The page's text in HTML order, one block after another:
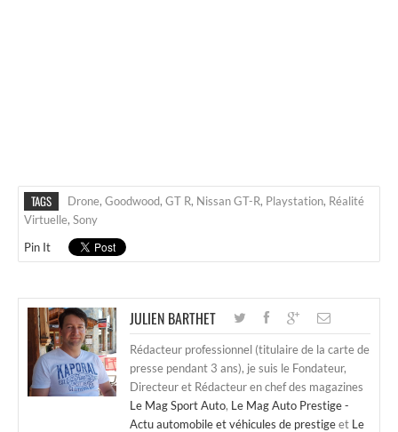
TAGS Drone, Goodwood, GT R, Nissan GT-R, Playstation, Réalité
Virtuelle, Sony
Pin It
JULIEN BARTHET
Rédacteur professionnel (titulaire de la carte de
presse pendant 3 ans), je suis le Fondateur,
Directeur et Rédacteur en chef des magazines
Le Mag Sport Auto, Le Mag Auto Prestige -
Actu automobile et véhicules de prestigeet Le